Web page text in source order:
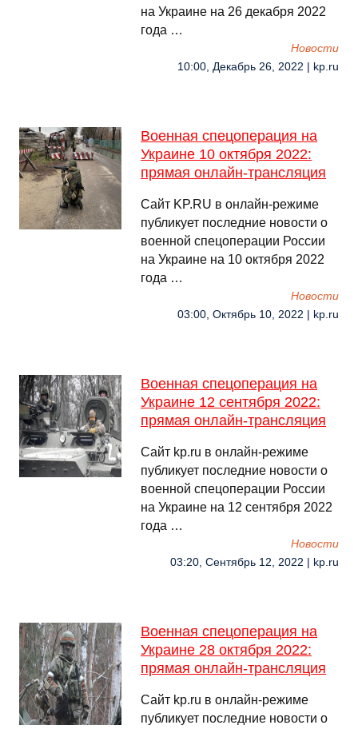
на Украине на 26 декабря 2022
года …
Новости
10:00, Декабрь 26, 2022 | kp.ru
Военная спецоперация на
Украине 10 октября 2022:
прямая онлайн-трансляция
Сайт KP.RU в онлайн-режиме
публикует последние новости о
военной спецоперации России
на Украине на 10 октября 2022
года …
Новости
03:00, Октябрь 10, 2022 | kp.ru
Военная спецоперация на
Украине 12 сентября 2022:
прямая онлайн-трансляция
Сайт kp.ru в онлайн-режиме
публикует последние новости о
военной спецоперации России
на Украине на 12 сентября 2022
года …
Новости
03:20, Сентябрь 12, 2022 | kp.ru
Военная спецоперация на
Украине 28 октября 2022:
прямая онлайн-трансляция
Сайт kp.ru в онлайн-режиме
публикует последние новости о